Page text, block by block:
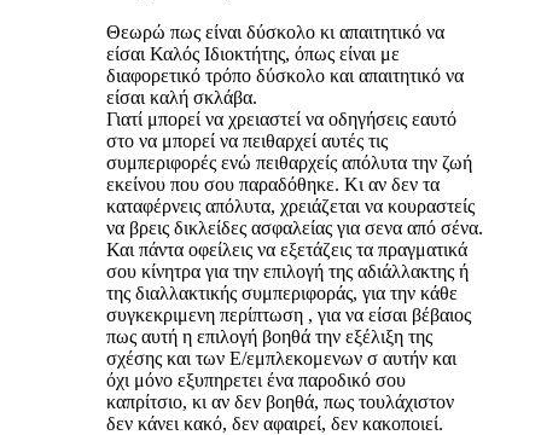
Θεωρώ πως είναι δύσκολο κι απαιτητικό να
είσαι Καλός Ιδιοκτήτης, όπως είναι με
διαφορετικό τρόπο δύσκολο και απαιτητικό να
είσαι καλή σκλάβα.
Γιατί μπορεί να χρειαστεί να οδηγήσεις εαυτό
στο να μπορεί να πειθαρχεί αυτές τις
συμπεριφορές ενώ πειθαρχείς απόλυτα την ζωή
εκείνου που σου παραδόθηκε. Κι αν δεν τα
καταφέρνεις απόλυτα, χρειάζεται να κουραστείς
να βρεις δικλείδες ασφαλείας για σενα από σένα.
Και πάντα οφείλεις να εξετάζεις τα πραγματικά
σου κίνητρα για την επιλογή της αδιάλλακτης ή
της διαλλακτικής συμπεριφοράς, για την κάθε
συγκεκριμενη περίπτωση , για να είσαι βέβαιος
πως αυτή η επιλογή βοηθά την εξέλιξη της
σχέσης και των Ε/εμπλεκομενων σ αυτήν και
όχι μόνο εξυπηρετει ένα παροδικό σου
καπρίτσιο, κι αν δεν βοηθά, πως τουλάχιστον
δεν κάνει κακό, δεν αφαιρεί, δεν κακοποιεί.